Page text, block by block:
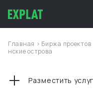
Главная > Биржа проектов
нские острова
Разместить